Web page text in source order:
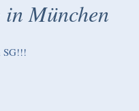
München
SG!!!